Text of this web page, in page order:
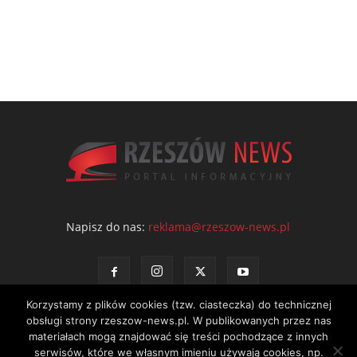
Napisz do nas: reklama@rzeszow-news.pl
Kontakt Polityka prywatności Regulamin portalu
Korzystamy z plików cookies (tzw. ciasteczka) do technicznej
obsługi strony rzeszow-news.pl. W publikowanych przez nas
materiałach mogą znajdować się treści pochodzące z innych
serwisów, które we własnym imieniu używają cookies, np.